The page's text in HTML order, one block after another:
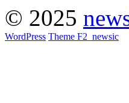
© 2025
WordPress Theme F2 newsic